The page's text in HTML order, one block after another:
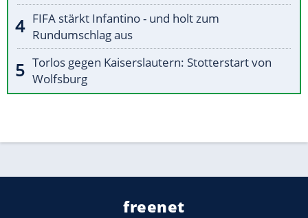
FIFA stärkt Infantino - und holt zum
Rundumschlag aus
Torlos gegen Kaiserslautern: Stotterstart von
Wolfsburg
freenet